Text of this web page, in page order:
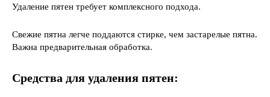
Удаление пятен требует комплексного подхода.
Свежие пятна легче поддаются стирке, чем застарелые пятна.
Важна предварительная обработка.
Средства для удаления пятен: